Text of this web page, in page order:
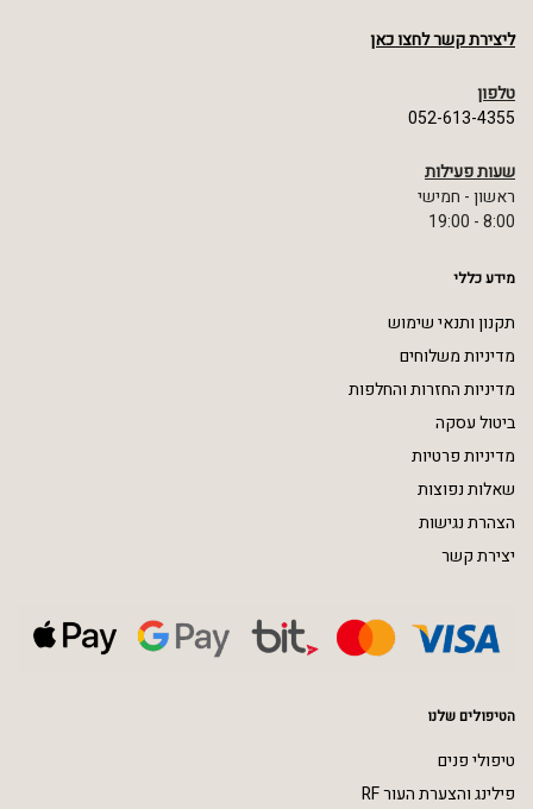
ליצירת קשר לחצו כאן
טלפון
052-613-4355
שעות פעילות
ראשון - חמישי
8:00 - 19:00
מידע כללי
תקנון ותנאי שימוש
מדיניות משלוחים
מדיניות החזרות והחלפות
ביטול עסקה
מדיניות פרטיות
שאלות נפוצות
הצהרת נגישות
יצירת קשר
הטיפולים שלנו
טיפולי פנים
פילינג והצערת העור RF